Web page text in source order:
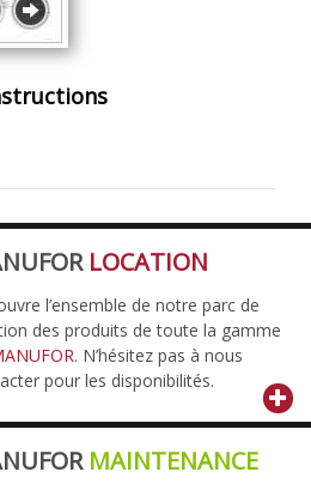
LOCATION
l’ensemble de notre parc de
des produits de toute la gamme
. N’hésitez pas à nous
pour les disponibilités.
MAINTENANCE